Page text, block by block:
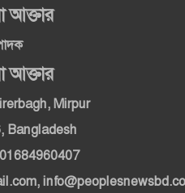
আক্তার
আক্তার
Mirpur
Bangladesh